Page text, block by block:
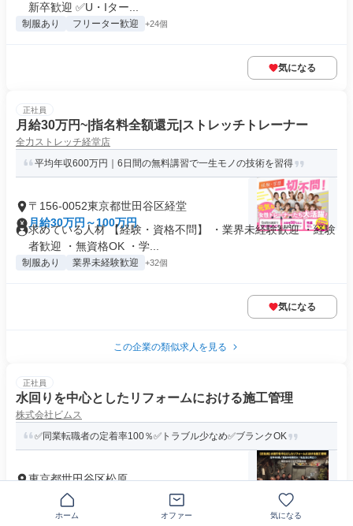
新卒歓迎 ✅U・Iター...
制服あり フリーター歓迎 +24個
気になる
正社員
月給30万円~|指名料全額還元|ストレッチトレーナー
全力ストレッチ経堂店
平均年収600万円｜6日間の無料講習で一生モノの技術を習得
〒156-0052東京都世田谷区経堂
月給30万円～100万円
求めている人材 【経験・資格不問】 ・業界未経験歓迎 ・経験
者歓迎 ・無資格OK ・学...
制服あり 業界未経験歓迎 +32個
気になる
この企業の類似求人を見る
正社員
水回りを中心としたリフォームにおける施工管理
株式会社ビムス
✅同業転職者の定着率100％✅トラブル少なめ✅ブランクOK
東京都世田谷区松原
月給30万円～35万円
求めている人材 ブランクOK 第二新卒歓迎 U・Iターン歓迎 20
代・30代・40代の...
ホーム オファー 気になる